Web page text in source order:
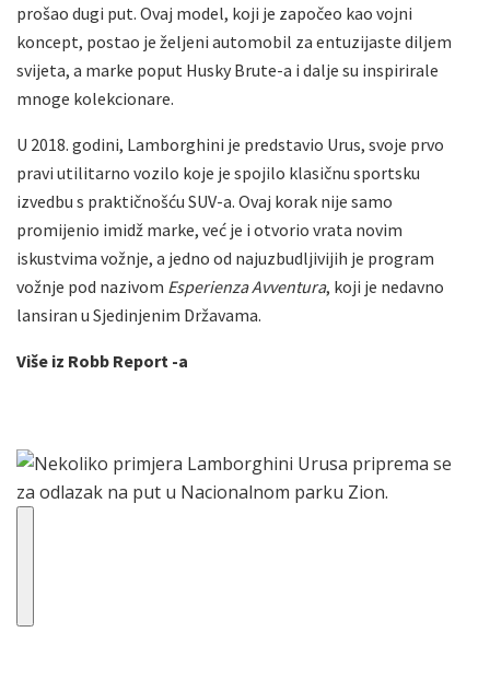
prošao dugi put. Ovaj model, koji je započeo kao vojni
koncept, postao je željeni automobil za entuzijaste diljem
svijeta, a marke poput Husky Brute-a i dalje su inspirirale
mnoge kolekcionare.
U 2018. godini, Lamborghini je predstavio Urus, svoje prvo
pravi utilitarno vozilo koje je spojilo klasičnu sportsku
izvedbu s praktičnošću SUV-a. Ovaj korak nije samo
promijenio imidž marke, već je i otvorio vrata novim
iskustvima vožnje, a jedno od najuzbudljivijih je program
vožnje pod nazivom Esperienza Avventura, koji je nedavno
lansiran u Sjedinjenim Državama.
Više iz Robb Report -a